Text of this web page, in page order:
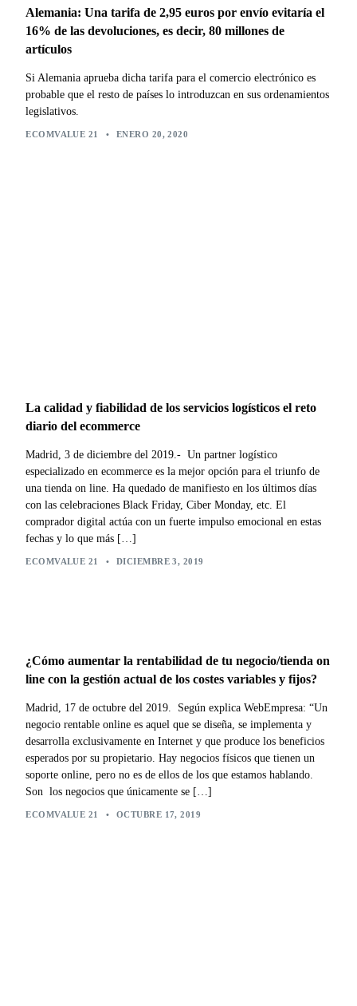
Alemania: Una tarifa de 2,95 euros por envío evitaría el
16% de las devoluciones, es decir, 80 millones de
artículos
Si Alemania aprueba dicha tarifa para el comercio electrónico es
probable que el resto de países lo introduzcan en sus ordenamientos
legislativos.
ECOMVALUE 21 • ENERO 20, 2020
La calidad y fiabilidad de los servicios logísticos el reto
diario del ecommerce
Madrid, 3 de diciembre del 2019.- Un partner logístico
especializado en ecommerce es la mejor opción para el triunfo de
una tienda on line. Ha quedado de manifiesto en los últimos días
con las celebraciones Black Friday, Ciber Monday, etc. El
comprador digital actúa con un fuerte impulso emocional en estas
fechas y lo que más […]
ECOMVALUE 21 • DICIEMBRE 3, 2019
¿Cómo aumentar la rentabilidad de tu negocio/tienda on
line con la gestión actual de los costes variables y fijos?
Madrid, 17 de octubre del 2019. Según explica WebEmpresa: “Un
negocio rentable online es aquel que se diseña, se implementa y
desarrolla exclusivamente en Internet y que produce los beneficios
esperados por su propietario. Hay negocios físicos que tienen un
soporte online, pero no es de ellos de los que estamos hablando.
Son los negocios que únicamente se […]
ECOMVALUE 21 • OCTUBRE 17, 2019